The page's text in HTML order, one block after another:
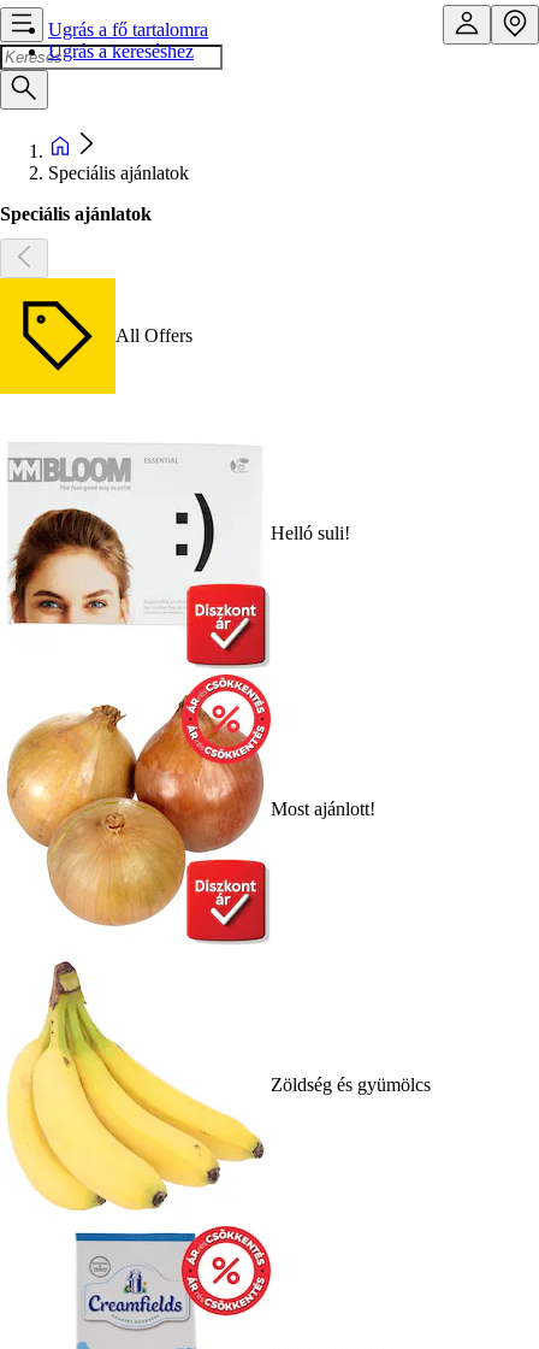
Ugrás a fő tartalomra
Ugrás a kereséshez
Speciális ajánlatok
Speciális ajánlatok
All Offers
Helló suli!
Most ajánlott!
Zöldség és gyümölcs